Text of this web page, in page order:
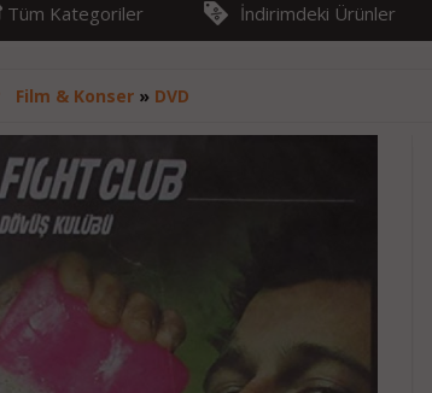
Tüm Kategoriler İndirimdeki Ürünler
Film & Konser» DVD